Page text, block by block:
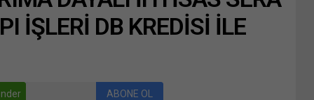
İŞLERİ DB KREDİSİ İLE
ABONE OL